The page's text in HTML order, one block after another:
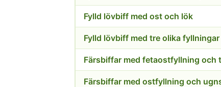
Fylld lövbiff med ost och lök
Fylld lövbiff med tre olika fyllningar
Färsbiffar med fetaostfyllning och
Färsbiffar med ostfyllning och